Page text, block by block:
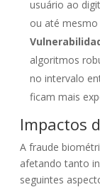
usuário ao
ou até
algoritmos
no intervalo
ficam mais
Impactos
A fraude
afetando tanto
seguintes